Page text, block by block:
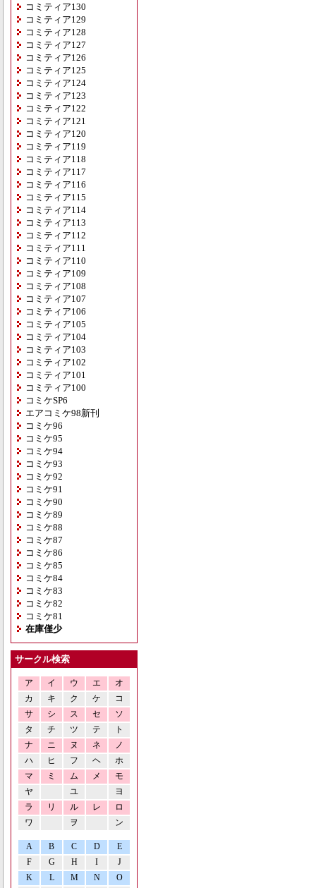
コミティア130
コミティア129
コミティア128
コミティア127
コミティア126
コミティア125
コミティア124
コミティア123
コミティア122
コミティア121
コミティア120
コミティア119
コミティア118
コミティア117
コミティア116
コミティア115
コミティア114
コミティア113
コミティア112
コミティア111
コミティア110
コミティア109
コミティア108
コミティア107
コミティア106
コミティア105
コミティア104
コミティア103
コミティア102
コミティア101
コミティア100
コミケSP6
エアコミケ98新刊
コミケ96
コミケ95
コミケ94
コミケ93
コミケ92
コミケ91
コミケ90
コミケ89
コミケ88
コミケ87
コミケ86
コミケ85
コミケ84
コミケ83
コミケ82
コミケ81
在庫僅少
サークル検索
ア イ ウ エ
オ
カ
キ ク ケ
コ
サ
シ ス セ
ソ
タ
チ ツ テ
ト
ナ
ニ ヌ ネ
ノ
ハ
ヒ フ ヘ
ホ
マ
ミ ム メ
モ
ヤ
ユ
ヨ
ラ
リ ル レ
ロ
ワ
ヲ ン
A B C D
E
F
G H I
J
K
L M N O